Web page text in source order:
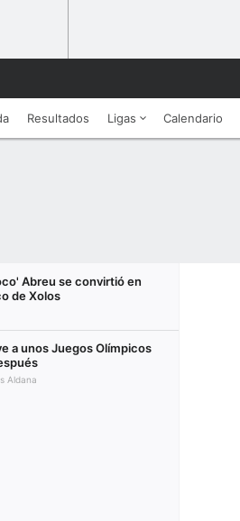
Resultados Ligas Calendario
Abreu se convirtió en
de Xolos
a unos Juegos Olímpicos
Aldana